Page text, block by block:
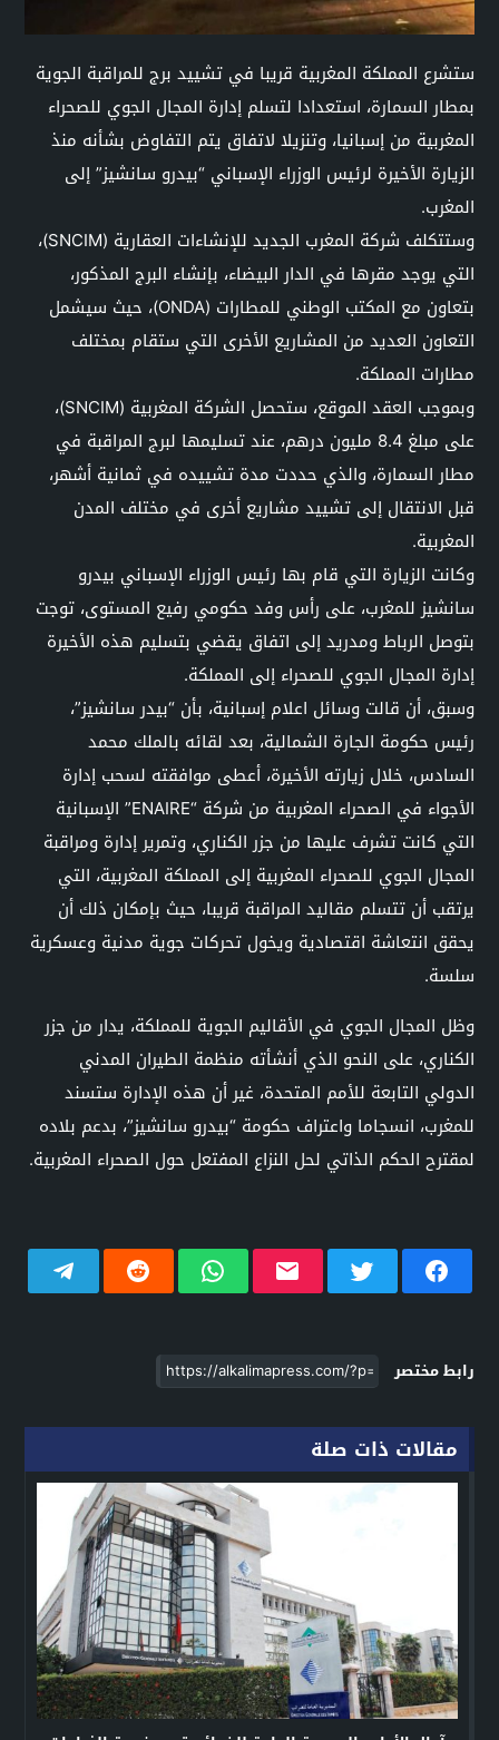
ستشرع المملكة المغربية قريبا في تشييد برج للمراقبة الجوية
بمطار السمارة، استعدادا لتسلم إدارة المجال الجوي للصحراء
المغربية من إسبانيا، وتنزيلا لاتفاق يتم التفاوض بشأنه منذ
الزيارة الأخيرة لرئيس الوزراء الإسباني “بيدرو سانشيز” إلى
المغرب.
وستتكلف شركة المغرب الجديد للإنشاءات العقارية (SNCIM)،
التي يوجد مقرها في الدار البيضاء، بإنشاء البرج المذكور،
بتعاون مع المكتب الوطني للمطارات (ONDA)، حيث سيشمل
التعاون العديد من المشاريع الأخرى التي ستقام بمختلف
مطارات المملكة.
وبموجب العقد الموقع، ستحصل الشركة المغربية (SNCIM)،
على مبلغ 8.4 مليون درهم، عند تسليمها لبرج المراقبة في
مطار السمارة، والذي حددت مدة تشييده في ثمانية أشهر،
قبل الانتقال إلى تشييد مشاريع أخرى في مختلف المدن
المغربية.
وكانت الزيارة التي قام بها رئيس الوزراء الإسباني بيدرو
سانشيز للمغرب، على رأس وفد حكومي رفيع المستوى، توجت
بتوصل الرباط ومدريد إلى اتفاق يقضي بتسليم هذه الأخيرة
إدارة المجال الجوي للصحراء إلى المملكة.
وسبق، أن قالت وسائل اعلام إسبانية، بأن “بيدر سانشيز”،
رئيس حكومة الجارة الشمالية، بعد لقائه بالملك محمد
السادس، خلال زيارته الأخيرة، أعطى موافقته لسحب إدارة
الأجواء في الصحراء المغربية من شركة “ENAIRE” الإسبانية
التي كانت تشرف عليها من جزر الكناري، وتمرير إدارة ومراقبة
المجال الجوي للصحراء المغربية إلى المملكة المغربية، التي
يرتقب أن تتسلم مقاليد المراقبة قريبا، حيث بإمكان ذلك أن
يحقق انتعاشة اقتصادية ويخول تحركات جوية مدنية وعسكرية
سلسة.
وظل المجال الجوي في الأقاليم الجوية للمملكة، يدار من جزر
الكناري، على النحو الذي أنشأته منظمة الطيران المدني
الدولي التابعة للأمم المتحدة، غير أن هذه الإدارة ستسند
للمغرب، انسجاما واعتراف حكومة “بيدرو سانشيز”، بدعم بلاده
لمقترح الحكم الذاتي لحل النزاع المفتعل حول الصحراء المغربية.
رابط مختصر
مقالات ذات صلة